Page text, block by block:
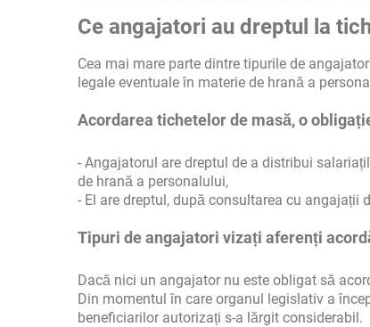
Ce angajatori au dreptul la
Cea mai mare parte dintre tipurile de
legale eventuale în materie de hrană a
Acordarea tichetelor de masă, o
- Angajatorul are dreptul de a distribui
de hrană a personalului,
- El are dreptul, după consultarea cu
Tipuri de angajatori vizați aferenți
Dacă nici un angajator nu este obligat să
Din momentul în care organul legislativ a
beneficiarilor autorizați s-a lărgit considerabil.